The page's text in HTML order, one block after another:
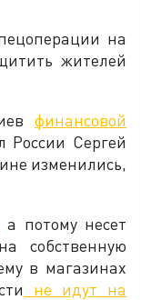
на
жителей
финансовой
России Сергей
изменились,
а потому несет
собственную
в магазинах
не идут на